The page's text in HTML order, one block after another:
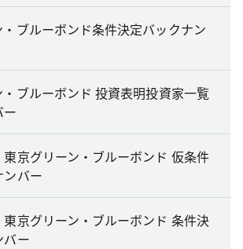
ブルーボンド条件決定バックナン
ブルーボンド 投資表明投資家一覧
ー
東京グリーン・ブルーボンド 仮条件
ンバー
東京グリーン・ブルーボンド 条件決
バー